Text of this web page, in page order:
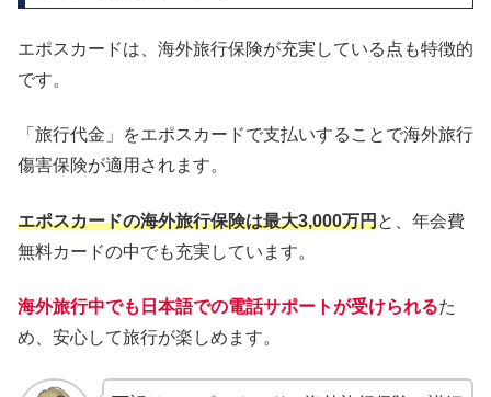
エポスカードは、海外旅行保険が充実している点も特徴的
です。
「旅行代金」をエポスカードで支払いすることで海外旅行
傷害保険が適用されます。
エポスカードの海外旅行保険は最大3,000万円と、年会費
無料カードの中でも充実しています。
海外旅行中でも日本語での電話サポートが受けられるた
め、安心して旅行が楽しめます。